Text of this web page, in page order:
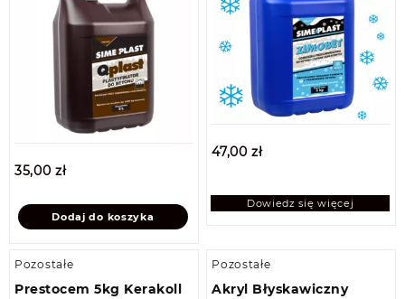
35,00zł
Dodaj do koszyka
47,00zł
Dowiedz się więcej
Pozostałe
Prestocem 5kg Kerakoll
Pozostałe
Akryl Błyskawiczny